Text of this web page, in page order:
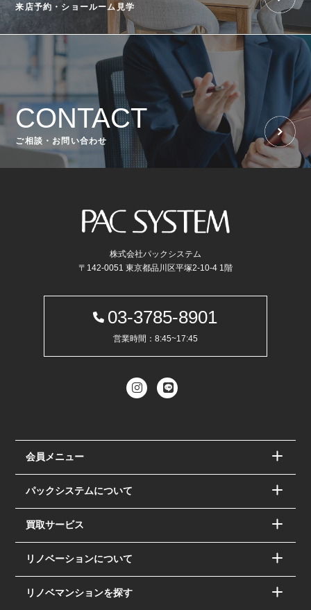
来店予約・ショールーム見学
CONTACT
ご相談・お問い合わせ
株式会社パックシステム
〒142-0051 東京都品川区平塚2-10-4 1階
03-3785-8901
営業時間：8:45~17:45
会員メニュー
パックシステムについて
買取サービス
リノベーションについて
リノベマンションを探す